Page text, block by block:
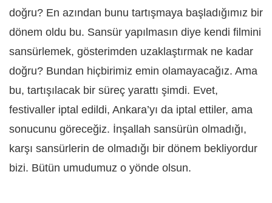
doğru? En azından bunu tartışmaya başladığımız bir
dönem oldu bu. Sansür yapılmasın diye kendi filmini
sansürlemek, gösterimden uzaklaştırmak ne kadar
doğru? Bundan hiçbirimiz emin olamayacağız. Ama
bu, tartışılacak bir süreç yarattı şimdi. Evet,
festivaller iptal edildi, Ankara’yı da iptal ettiler, ama
sonucunu göreceğiz. İnşallah sansürün olmadığı,
karşı sansürlerin de olmadığı bir dönem bekliyordur
bizi. Bütün umudumuz o yönde olsun.